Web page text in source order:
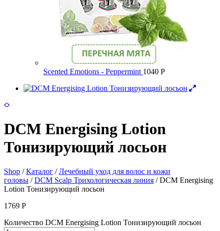
Scented Emotions - Peppermint 1040 Р
DCM Energising Lotion
Тонизирующий лосьон
Shop /Каталог /Лечебный уход для волос и кожи
головы /DCM Scalp Трихологическая линия / DCM Energising
Lotion Тонизирующий лосьон
1769 Р
Количество DCM Energising Lotion Тонизирующий лосьон